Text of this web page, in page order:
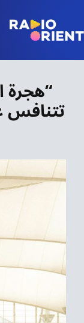
content
تتنافس